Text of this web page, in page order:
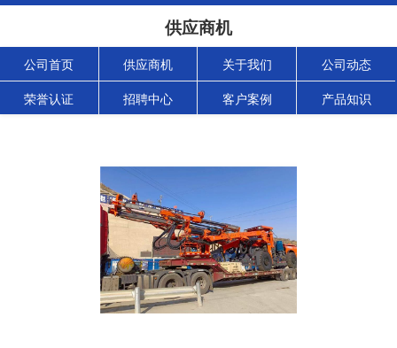
供应商机
公司首页 供应商机 关于我们 公司动态
荣誉认证 招聘中心 客户案例 产品知识